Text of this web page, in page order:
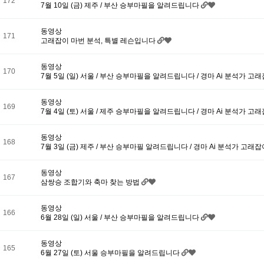
7월 10일 (금) 제주 / 부산 승부마필을 알려드립니다
171
동영상
고래잡이 마번 분석, 특별 레슨입니다
170
동영상
7월 5일 (일) 서울 / 부산 승부마필을 알려드립니다 / 경마 Ai 분석가 고래
169
동영상
7월 4일 (토) 서울 / 제주 승부마필을 알려드립니다 / 경마 Ai 분석가 고래
168
동영상
7월 3일 (금) 제주 / 부산 승부마필 알려드립니다 / 경마 Ai 분석가 고래잡
167
동영상
삼쌍승 조합기와 축마 찾는 방법
166
동영상
6월 28일 (일) 서울 / 부산 승부마필을 알려드립니다
165
동영상
6월 27일 (토) 서울 승부마필을 알려드립니다